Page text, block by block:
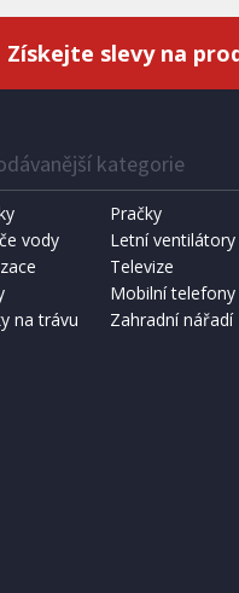
IHNED K
Kč Přidat do
PEKÁRNA CHLEBA
B 4262
Získejte slevy na
kategorie
Pračky
vody
Letní ventilátory
Televize
Mobilní telefony
na trávu
Zahradní nářadí